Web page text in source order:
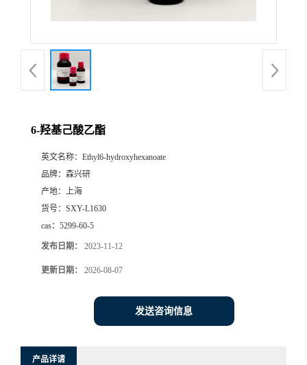
6-羟基己酸乙酯
英文名称： Ethyl6-hydroxyhexanoate
品牌： 森兴研
产地： 上海
货号： SXY-L1630
cas： 5299-60-5
发布日期： 2023-11-12
更新日期： 2026-08-07
发送咨询信息
产品详请